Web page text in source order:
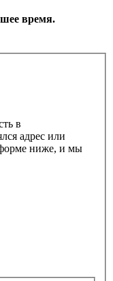
время.
в
адрес или
форме ниже, и мы